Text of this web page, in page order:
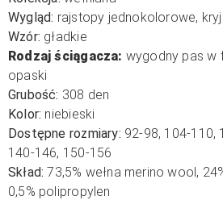
Wygląd: rajstopy jednokolorowe,
Wzór: gładkie
Rodzaj ściągacza: wygodny pas w
opaski
Grubość: 308 den
Kolor: niebieski
Dostępne rozmiary: 92-98, 104-110,
140-146, 150-156
Skład: 73,5% wełna merino wool,
0,5% polipropylen